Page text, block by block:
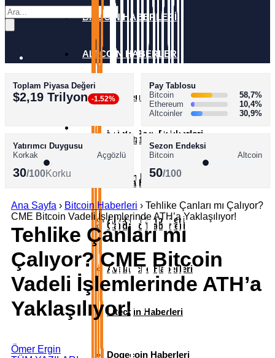
BİTCOİN HABERLERİ
ALTCOİN HABERLERİ
Ethereum Haberleri
XRP Haberleri
Solana Haberleri
Cardano Haberleri
Avalanche Haberleri
Litecoin Haberleri
Dogecoin Haberleri
AKADEMİ
Kripto Para Rehberleri
Bitcoin Rehberleri
Altcoin Rehberleri
SÖZLÜK
Toplam Piyasa Değeri
$2,19 Trilyon -1.52%
Pay Tablosu
Bitcoin
58,7%
Ethereum
10,4%
Altcoinler
30,9%
Yatırımcı Duygusu
Korkak
Açgözlü
30/100Korku
Sezon Endeksi
Bitcoin
Altcoin
50/100
Ana Sayfa › Bitcoin Haberleri › Tehlike Çanları mı Çalıyor?
CME Bitcoin Vadeli İşlemlerinde ATH’a Yaklaşılıyor!
Tehlike Çanları mı
Çalıyor? CME Bitcoin
Vadeli İşlemlerinde ATH’a
Yaklaşılıyor!
Ömer Ergin